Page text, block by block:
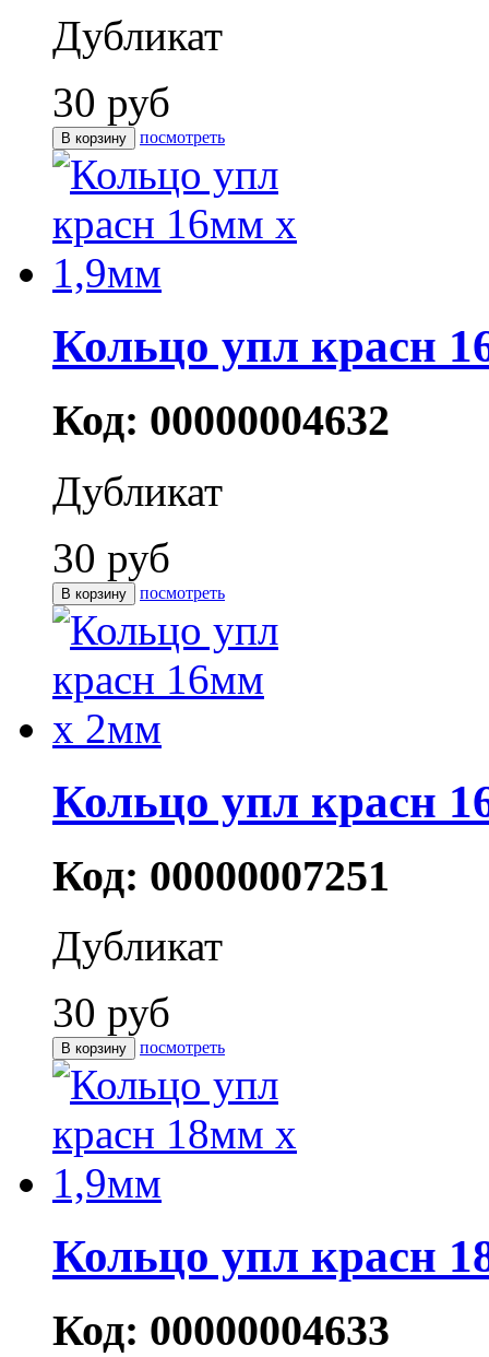
Дубликат
30 руб
посмотреть
Кольцо упл красн
Код: 00000004632
Дубликат
30 руб
посмотреть
Кольцо упл красн
Код: 00000007251
Дубликат
30 руб
посмотреть
Кольцо упл красн
Код: 00000004633